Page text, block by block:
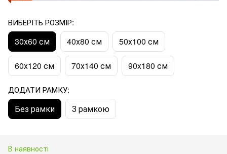
ВИБЕРІТЬ РОЗМІР:
30х60 см 40х80 см 50х100 см
60х120 см 70х140 см 90x180 см
ДОДАТИ РАМКУ:
Без рамки З рамкою
В наявності